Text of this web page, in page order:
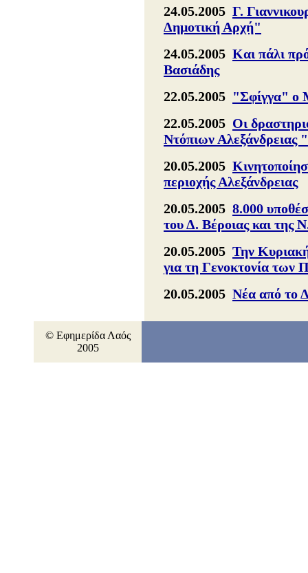
24.05.2005 Γ.
Δημοτική Αρχή"
24.05.2005 Και πάλι
Βασιάδης
22.05.2005 "Σφίγγα" ο
22.05.2005 Οι
Ντόπιων Αλεξάνδρειας
20.05.2005
περιοχής Αλεξάνδρειας
20.05.2005 8.000
του Δ. Βέροιας και της
20.05.2005 Την
για τη Γενοκτονία των
20.05.2005 Νέα από το
© Εφημερίδα Λαός
2005